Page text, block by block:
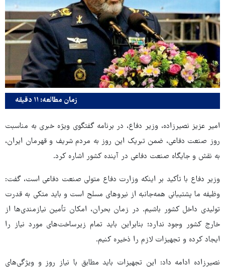
زمان مطالعه: ۱۱ دقیقه
امیر عزیز نصیرزاده، وزیر دفاع، در برنامه گفتگوی ویژه خبری به مناسبت
روز صنعت دفاعی، ضمن تبریک این روز به مردم شریف و قهرمان ایران،
به نقش و جایگاه صنعت دفاعی در آینده کشور اشاره کرد.
وزیر دفاع با تأکید بر اینکه وزارت دفاع متولی صنعت دفاعی است، گفت:
وظیفه ما پشتیبانی همه‌جانبه از نیروهای مسلح است و باید متکی به قدرت
تولیدی داخل کشور باشیم. در زمان بحران، امکان تأمین نیازمندی‌ها از
خارج کشور وجود ندارد؛ بنابراین باید تمام زیرساخت‌های مورد نیاز را
ایجاد کرده و تجهیزات لازم را ذخیره کنیم.
نصیرزاده ادامه داد: این تجهیزات باید مطابق با نیاز روز و ویژگی‌های